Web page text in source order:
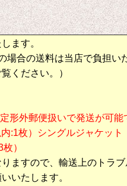
ます。
合の送料は当店で負担い
ください。）
形外郵便扱いで発送が可能
:1枚）シングルジャケット
）
りますので、輸送上のトラブ
いたします。